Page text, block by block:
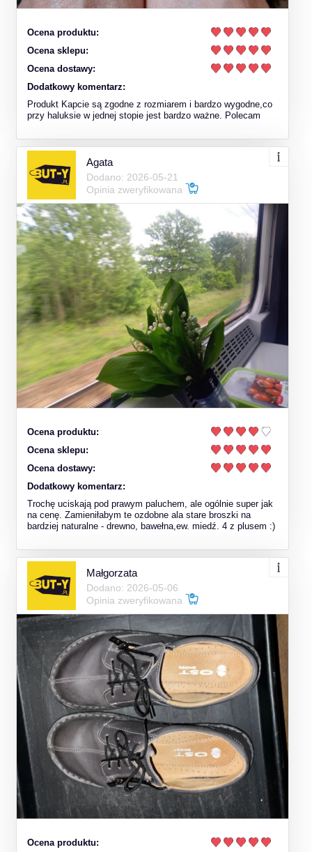
Ocena produktu:
Ocena sklepu:
Ocena dostawy:
Dodatkowy komentarz:
Produkt Kapcie są zgodne z rozmiarem i bardzo wygodne,co
przy haluksie w jednej stopie jest bardzo ważne. Polecam
Agata
Dodano: 2026-05-21
Opinia zweryfikowana
Ocena produktu:
Ocena sklepu:
Ocena dostawy:
Dodatkowy komentarz:
Trochę uciskają pod prawym paluchem, ale ogólnie super jak
na cenę. Zamieniłabym te ozdobne ala stare broszki na
bardziej naturalne - drewno, bawełna,ew. miedź. 4 z plusem :)
Małgorzata
Dodano: 2026-05-06
Opinia zweryfikowana
Ocena produktu: